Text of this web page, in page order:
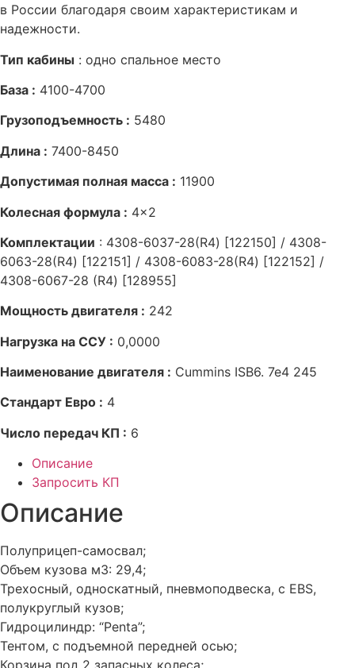
в России благодаря своим характеристикам и
надежности.
Тип кабины : одно спальное место
База : 4100-4700
Грузоподъемность : 5480
Длина : 7400-8450
Допустимая полная масса : 11900
Колесная формула : 4×2
Комплектации : 4308-6037-28(R4) [122150] / 4308-
6063-28(R4) [122151] / 4308-6083-28(R4) [122152] /
4308-6067-28 (R4) [128955]
Мощность двигателя : 242
Нагрузка на ССУ : 0,0000
Наименование двигателя : Cummins ISB6. 7e4 245
Стандарт Евро : 4
Число передач КП : 6
Описание
Запросить КП
Описание
Полуприцеп-самосвал;
Объем кузова м3: 29,4;
Трехосный, односкатный, пневмоподвеска, с EBS,
полукруглый кузов;
Гидроцилиндр: “Penta”;
Тентом, с подъемной передней осью;